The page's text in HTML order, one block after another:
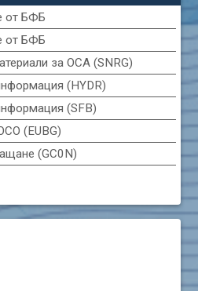
от БФБ
от БФБ
за ОСА (SNRG)
(HYDR)
(SFB)
(EUBG)
(GC0N)